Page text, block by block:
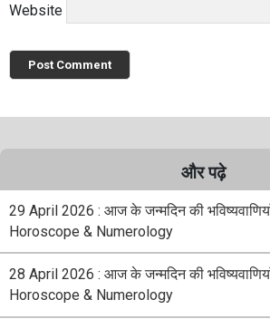
Website
और पढ़े
29 April 2026 : आज के जन्मदिन की
Horoscope & Numerology
28 April 2026 : आज के जन्मदिन की
Horoscope & Numerology